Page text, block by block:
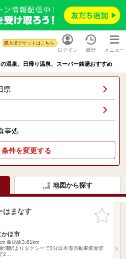
ログイン
購入済チケットはこちら
履歴 メニュー
温泉、日帰り温泉、スーパー銭湯おすすめ
県
事処
件を変更する
地図から探す
お気に入
りに追加
はまなす
かほ市
象潟駅3.61km
浦駅よりタクシーで3分日本海自動車道金浦
2…